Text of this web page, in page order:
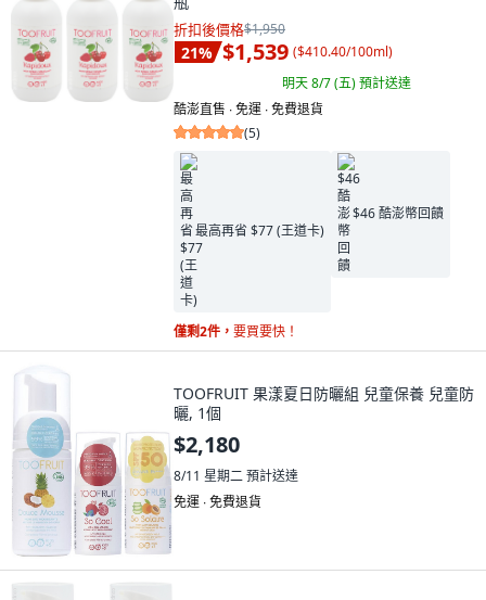
折扣後價格$1,950
21% $1,539 ($410.40/100ml)
明天 8/7 (五)預計送達
酷澎直售 ∙ 免運 ∙ 免費退貨
(5)
最高再省 $77 (王道卡)
$46 酷澎幣回饋
僅剩2件， 要買要快！
TOOFRUIT 果漾夏日防曬組 兒童保養 兒童防
曬, 1個
$2,180
8/11 星期二預計送達
免運 ∙ 免費退貨